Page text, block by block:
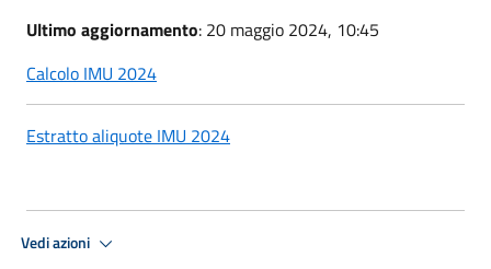
Ultimo aggiornamento: 20 maggio 2024, 10:45
Calcolo IMU 2024
Estratto aliquote IMU 2024
Vedi azioni